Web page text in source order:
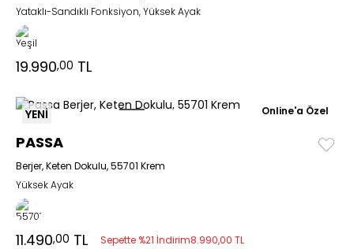
Yataklı-Sandıklı Fonksiyon, Yüksek Ayak
19.990,00 TL
YENİ Online'a Özel
PASSA
Berjer, Keten Dokulu, 55701 Krem
Yüksek Ayak
11.490,00 TL Sepette %21 İndirim8.990,00 TL